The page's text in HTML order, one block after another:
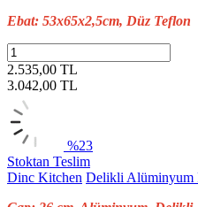
Ebat: 53x65x2,5cm, Düz Teflon
2.535,00 TL
3.042,00 TL
%23
Stoktan Teslim
Dinc Kitchen Delikli Alüminyum